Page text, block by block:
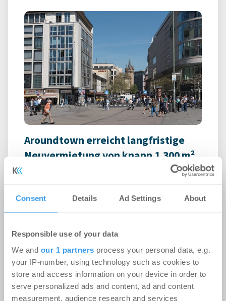
Consent Details Ad Settings About
Responsible use of your data
We and our 1 partners process your personal data, e.g.
your IP-number, using technology such as cookies to
store and access information on your device in order to
serve personalized ads and content, ad and content
measurement, audience research and services
Aroundtown erreicht langfristige
Neuvermietung von knapp 1.300 m²
Gastronomie-, Büro- und Lagerfläche im Alex One